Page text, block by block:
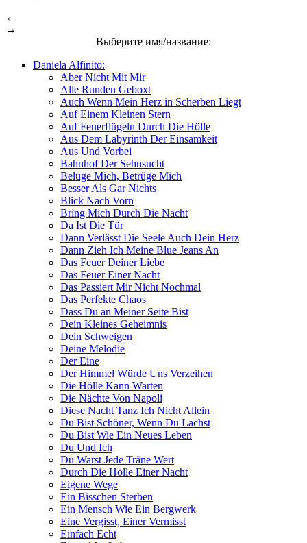
←
→
Выберите имя/название:
Daniela Alfinito:
Aber Nicht Mit Mir
Alle Runden Geboxt
Auch Wenn Mein Herz in Scherben Liegt
Auf Einem Kleinen Stern
Auf Feuerflügeln Durch Die Hölle
Aus Dem Labyrinth Der Einsamkeit
Aus Und Vorbei
Bahnhof Der Sehnsucht
Belüge Mich, Betrüge Mich
Besser Als Gar Nichts
Blick Nach Vorn
Bring Mich Durch Die Nacht
Da Ist Die Tür
Dann Verlässt Die Seele Auch Dein Herz
Dann Zieh Ich Meine Blue Jeans An
Das Feuer Deiner Liebe
Das Feuer Einer Nacht
Das Passiert Mir Nicht Nochmal
Das Perfekte Chaos
Dass Du an Meiner Seite Bist
Dein Kleines Geheimnis
Dein Schweigen
Deine Melodie
Der Eine
Der Himmel Würde Uns Verzeihen
Die Hölle Kann Warten
Die Nächte Von Napoli
Diese Nacht Tanz Ich Nicht Allein
Du Bist Schöner, Wenn Du Lachst
Du Bist Wie Ein Neues Leben
Du Und Ich
Du Warst Jede Träne Wert
Durch Die Hölle Einer Nacht
Eigene Wege
Ein Bisschen Sterben
Ein Mensch Wie Ein Bergwerk
Eine Vergisst, Einer Vermisst
Einfach Echt